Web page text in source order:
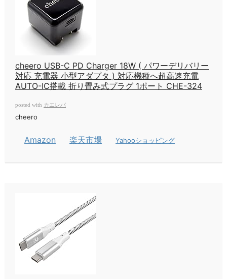
cheero USB-C PD Charger 18W ( パワーデリバリー
対応 充電器 小型アダプタ ) 対応機種へ超高速充電
AUTO-IC搭載 折り畳み式プラグ 1ポート CHE-324
posted with カエレバ
cheero
Amazon 楽天市場 Yahooショッピング